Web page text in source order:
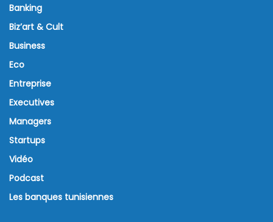
Banking
Biz’art & Cult
Business
Eco
Entreprise
Executives
Managers
Startups
Vidéo
Podcast
Les banques tunisiennes